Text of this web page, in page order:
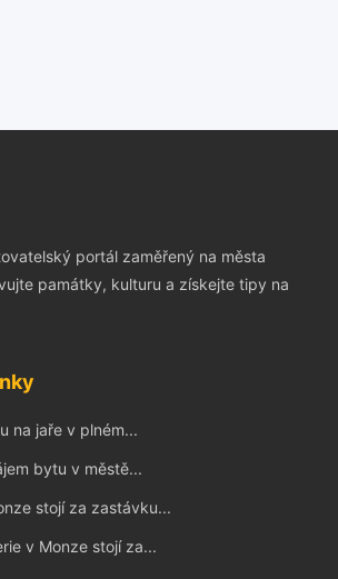
portál zaměřený na města
památky, kulturu a získejte tipy na
na jaře v plném...
bytu v městě...
stojí za zastávku...
v Monze stojí za...